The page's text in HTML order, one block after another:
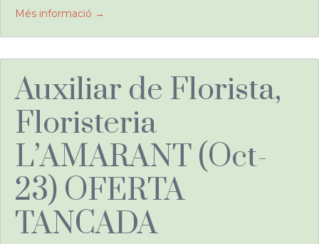
Més informació
Auxiliar de Florista,
Floristeria
L’AMARANT (Oct-
23) OFERTA
TANCADA